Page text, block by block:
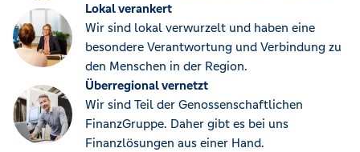
Lokal verankert
Wir sind lokal verwurzelt und haben eine
besondere Verantwortung und Verbindung zu
den Menschen in der Region.
Überregional vernetzt
Wir sind Teil der Genossenschaftlichen
FinanzGruppe. Daher gibt es bei uns
Finanzlösungen aus einer Hand.